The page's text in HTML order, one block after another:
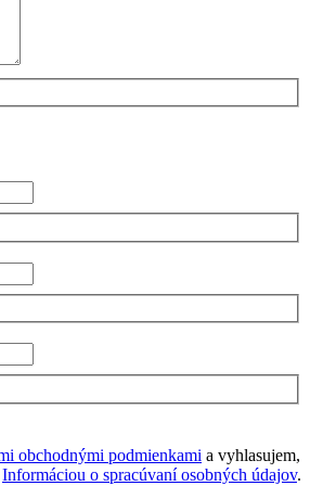
obchodnými podmienkami a vyhlasujem,
Informáciou o spracúvaní osobných údajov.